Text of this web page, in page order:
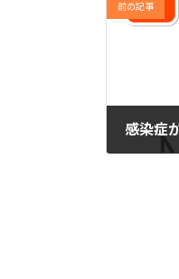
前の記事
感染症